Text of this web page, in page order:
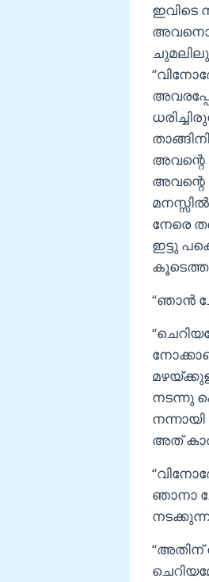
ഇവിടെ
അവന്റെ
നേരെ
ഇട്ടു
“ഞാൻ
നടന്നു
അത്
ഞാനാ
“അതിന്